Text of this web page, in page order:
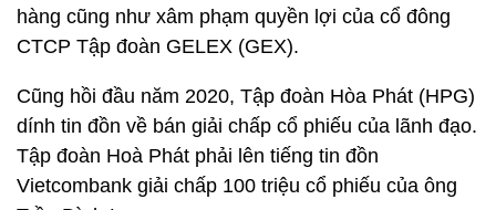
hàng cũng như xâm phạm quyền lợi của cổ đông
CTCP Tập đoàn GELEX (GEX).
Cũng hồi đầu năm 2020, Tập đoàn Hòa Phát (HPG)
dính tin đồn về bán giải chấp cổ phiếu của lãnh đạo.
Tập đoàn Hoà Phát phải lên tiếng tin đồn
Vietcombank giải chấp 100 triệu cổ phiếu của ông